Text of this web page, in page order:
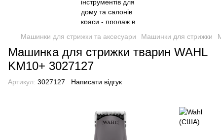
Машинки для стрижки та аксесуари Машинки для стрижки
Машинка для стрижки тварин WAHL
KM10+ 3027127
Артикул: 3027127 Написати відгук